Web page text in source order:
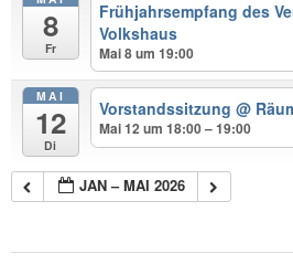
8
Fr
Frühjahrsempfang des
Volkshaus
Mai 8 um 19:00
MAI
12
Di
Vorstandssitzung@
Mai 12 um 18:00 – 19:00
JAN – MAI 2026